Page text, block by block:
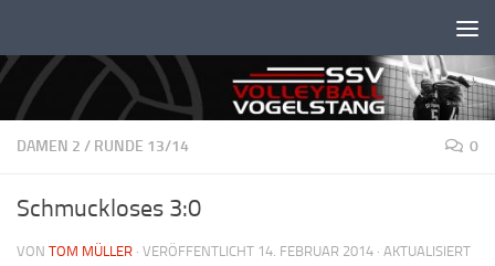
DAMEN 2 / RUNDE 13/14 0
Schmuckloses 3:0
VON TOM MÜLLER · VERÖFFENTLICHT 14. FEBRUAR 2014 · AKTUALISIERT